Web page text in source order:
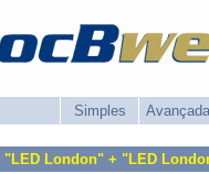
Simples Avançada
"LED London" + "LED